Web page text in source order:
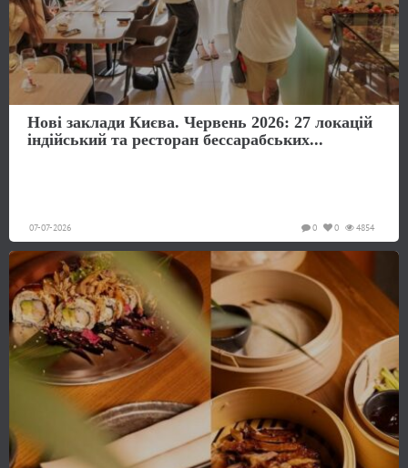
Нові заклади Києва. Червень 2026: 27 локацій
індійський та ресторан бессарабських...
07-07-2026 4854
0
0